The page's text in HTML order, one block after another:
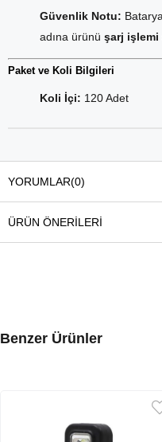
Güvenlik Notu:
adına ürünü şarj işlemi
Paket ve Koli Bilgileri
Koli İçi: 120 Adet
YORUMLAR(0)
ÜRÜN ÖNERILERI
Benzer Ürünler